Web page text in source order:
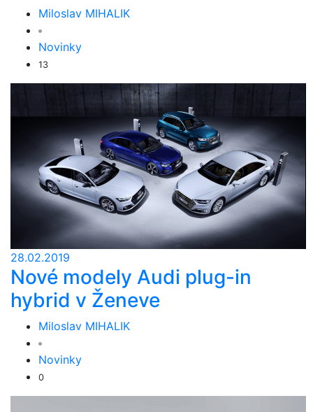
Miloslav MIHALIK
Novinky
13
28.02.2019
Nové modely Audi plug-in
hybrid v Ženeve
Miloslav MIHALIK
Novinky
0